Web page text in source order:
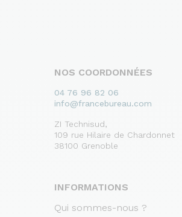
NOS COORDONNÉES
04 76 96 82 06
info@francebureau.com
ZI Technisud,
109 rue Hilaire de Chardonnet
38100 Grenoble
INFORMATIONS
Qui sommes-nous ?